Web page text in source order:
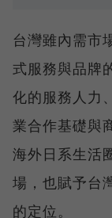
台灣雖內需市
式服務與品牌
化的服務人力
業合作基礎與
海外日系生活
場，也賦予台
的定位。